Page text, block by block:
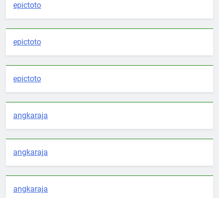
epictoto
epictoto
epictoto
angkaraja
angkaraja
angkaraja